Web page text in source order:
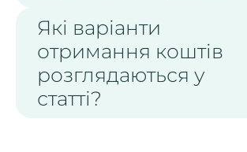
Які варіанти
отримання коштів
розглядаються у
статті?